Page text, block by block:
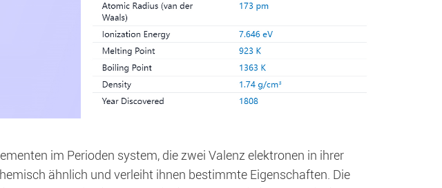
im Perioden system, die zwei Valenz elektronen in ihrer
ähnlich und verleiht ihnen bestimmte Eigenschaften. Die